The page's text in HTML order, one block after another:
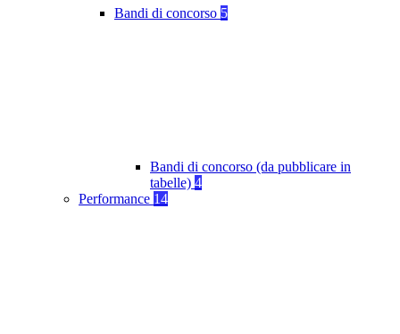
Bandi di concorso 5
Bandi di concorso (da pubblicare in
tabelle) 4
Performance 14